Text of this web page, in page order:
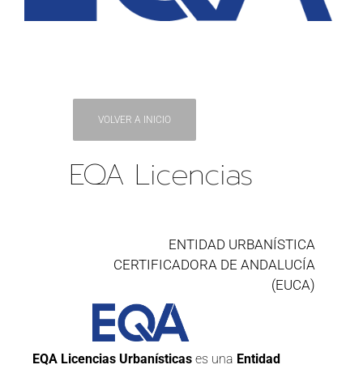
VOLVER A INICIO
EQA Licencias
ENTIDAD URBANÍSTICA
CERTIFICADORA DE ANDALUCÍA
(EUCA)
EQA Licencias Urbanísticas es una Entidad